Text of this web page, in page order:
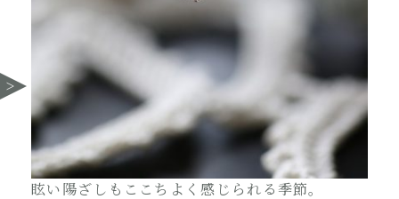
眩い陽ざしもここちよく感じられる季節。